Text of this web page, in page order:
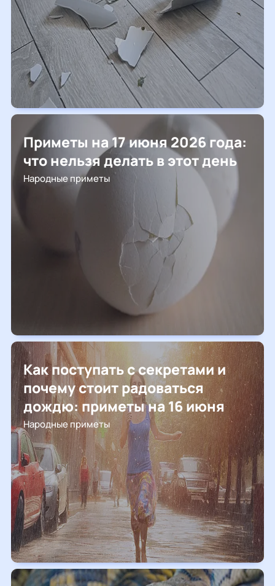
Приметы на 17 июня 2026 года:
что нельзя делать в этот день
Народные приметы
Как поступать с секретами и
почему стоит радоваться
дождю: приметы на 16 июня
Народные приметы